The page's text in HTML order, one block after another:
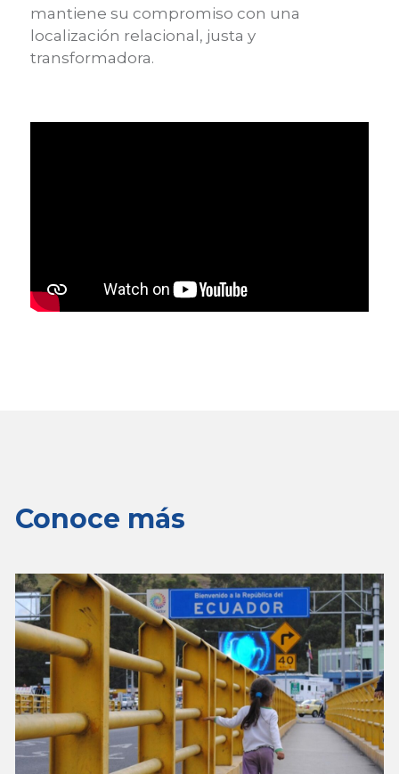
mantiene su compromiso con una
localización relacional, justa y
transformadora.
Conoce más